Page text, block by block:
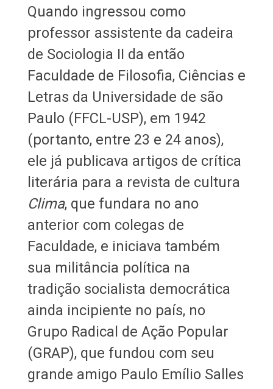
Quando ingressou como
professor assistente da cadeira
de Sociologia II da então
Faculdade de Filosofia, Ciências e
Letras da Universidade de são
Paulo (FFCL-USP), em 1942
(portanto, entre 23 e 24 anos),
ele já publicava artigos de crítica
literária para a revista de cultura
Clima, que fundara no ano
anterior com colegas de
Faculdade, e iniciava também
sua militância política na
tradição socialista democrática
ainda incipiente no país, no
Grupo Radical de Ação Popular
(GRAP), que fundou com seu
grande amigo Paulo Emílio Salles